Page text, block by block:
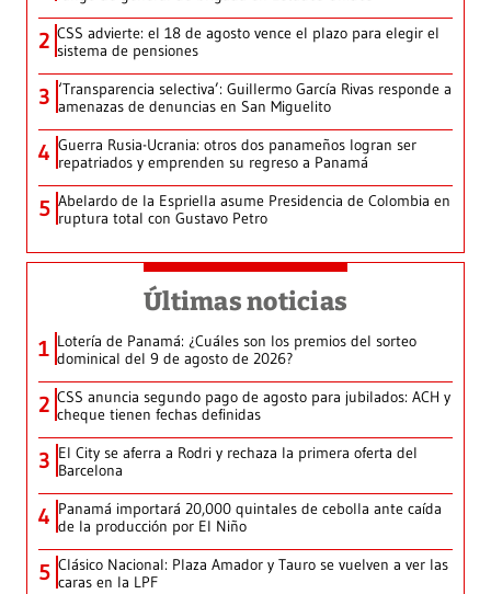
2 CSS advierte: el 18 de agosto vence el plazo para elegir el
sistema de pensiones
3 ‘Transparencia selectiva’: Guillermo García Rivas responde a
amenazas de denuncias en San Miguelito
4 Guerra Rusia-Ucrania: otros dos panameños logran ser
repatriados y emprenden su regreso a Panamá
5 Abelardo de la Espriella asume Presidencia de Colombia en
ruptura total con Gustavo Petro
Últimas noticias
1 Lotería de Panamá: ¿Cuáles son los premios del sorteo
dominical del 9 de agosto de 2026?
2 CSS anuncia segundo pago de agosto para jubilados: ACH y
cheque tienen fechas definidas
3 El City se aferra a Rodri y rechaza la primera oferta del
Barcelona
4 Panamá importará 20,000 quintales de cebolla ante caída
de la producción por El Niño
5 Clásico Nacional: Plaza Amador y Tauro se vuelven a ver las
caras en la LPF